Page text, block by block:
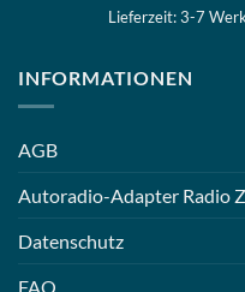
Lieferzeit: 3-7
INFORMATIONEN
AGB
Autoradio-Adapter Radio
Datenschutz
FAQ